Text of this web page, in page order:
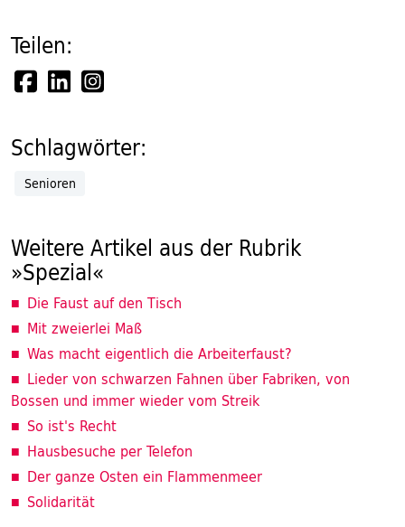
Teilen:
Schlagwörter:
Senioren
Weitere Artikel aus der Rubrik
»Spezial«
Die Faust auf den Tisch
Mit zweierlei Maß
Was macht eigentlich die Arbeiterfaust?
Lieder von schwarzen Fahnen über Fabriken, von
Bossen und immer wieder vom Streik
So ist's Recht
Hausbesuche per Telefon
Der ganze Osten ein Flammenmeer
Solidarität